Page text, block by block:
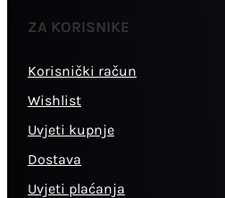
ZA KORISNIKE
Korisnički račun
Wishlist
Uvjeti kupnje
Dostava
Uvjeti plaćanja